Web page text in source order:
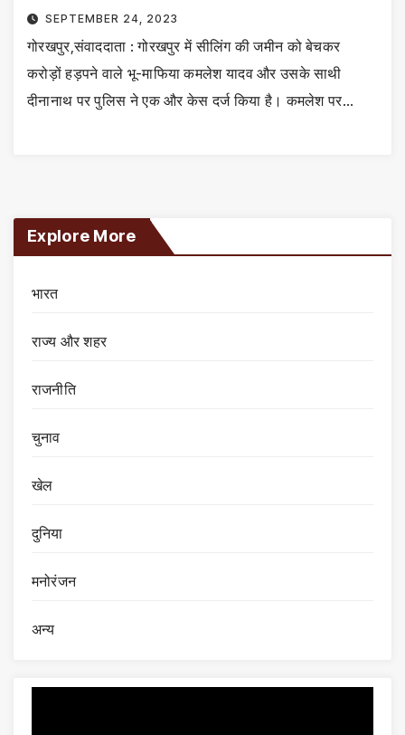
SEPTEMBER 24, 2023
गोरखपुर,संवाददाता : गोरखपुर में सीलिंग की जमीन को बेचकर
करोड़ों हड़पने वाले भू-माफिया कमलेश यादव और उसके साथी
दीनानाथ पर पुलिस ने एक और केस दर्ज किया है। कमलेश पर…
Explore More
भारत
राज्य और शहर
राजनीति
चुनाव
खेल
दुनिया
मनोरंजन
अन्य